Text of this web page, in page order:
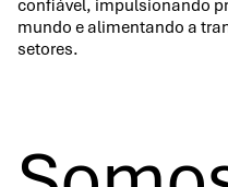
confiável, impulsionando
mundo e alimentando a
setores.